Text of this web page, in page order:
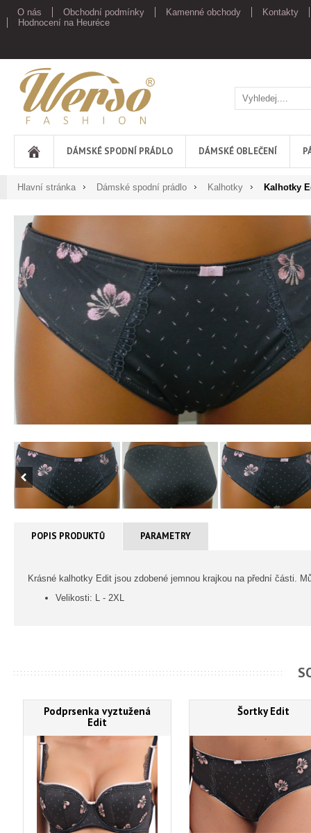
O nás Obchodní podmínky Kamenné obchody
Kontakty
Hodnocení na Heuréce
Werso
DÁMSKÉ SPODNÍ PRÁDLO DÁMSKÉ OBLEČENÍ
Hlavní stránka Dámské spodní prádlo Kalhotky Kalhotky
POPIS PRODUKTŮ PARAMETRY
Krásné kalhotky Edit jsou zdobené jemnou krajkou na přední části.
Velikosti: L - 2XL
Podprsenka vyztužená
Edit
Šortky Edit